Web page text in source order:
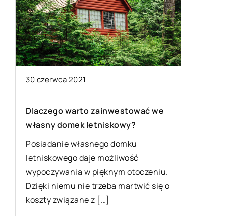
30 czerwca 2021
Dlaczego warto zainwestować we
własny domek letniskowy?
Posiadanie własnego domku
letniskowego daje możliwość
wypoczywania w pięknym otoczeniu.
Dzięki niemu nie trzeba martwić się o
koszty związane z […]